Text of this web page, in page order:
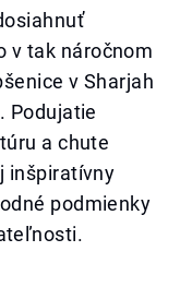
v tak náročnom
v Sharjah
Podujatie
a chute
inšpiratívny
podmienky